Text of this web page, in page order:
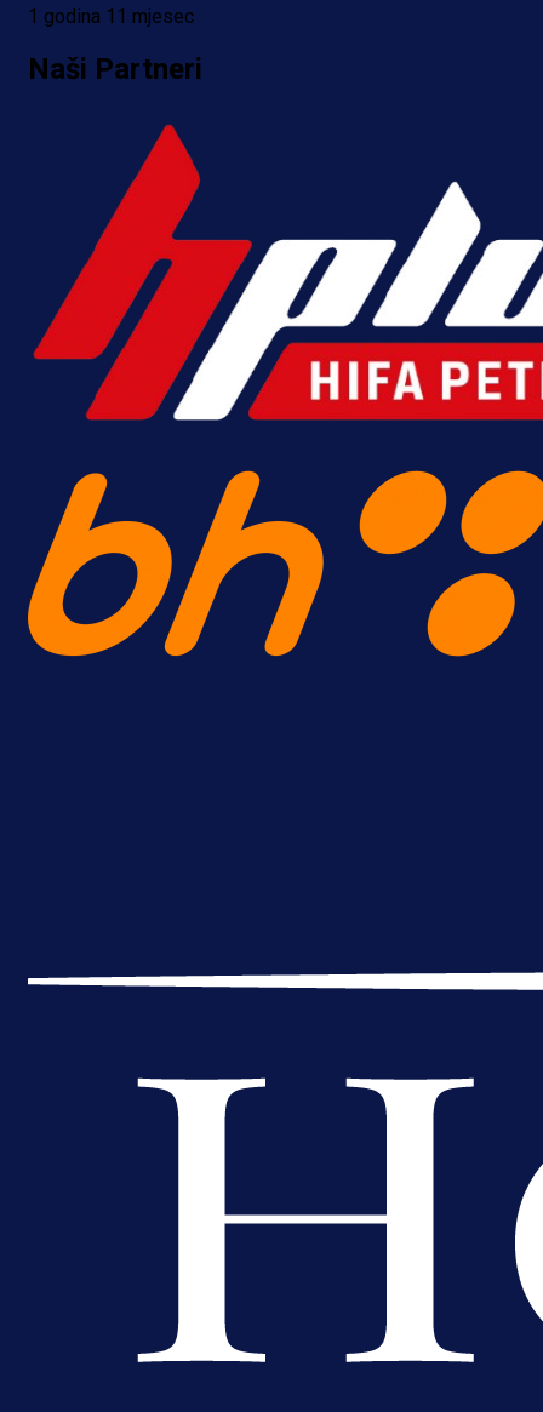
Premijer liga BiH
Bez pobjednika u Mostaru:
Sarajevo kiksalo na startu
prvenstva!
18 h 21 min
1 godina 11 mjesec
Naši Partneri